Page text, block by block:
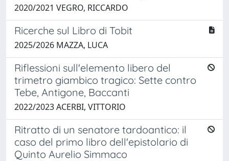
2020/2021 VEGRO, RICCARDO
Ricerche sul Libro di Tobit
2025/2026 MAZZA, LUCA
Riflessioni sull'elemento libero del
trimetro giambico tragico: Sette contro
Tebe, Antigone, Baccanti
2022/2023 ACERBI, VITTORIO
Ritratto di un senatore tardoantico: il
caso del primo libro dell'epistolario di
Quinto Aurelio Simmaco